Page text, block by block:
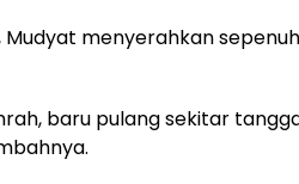
menyerahkan
baru pulang sekitar